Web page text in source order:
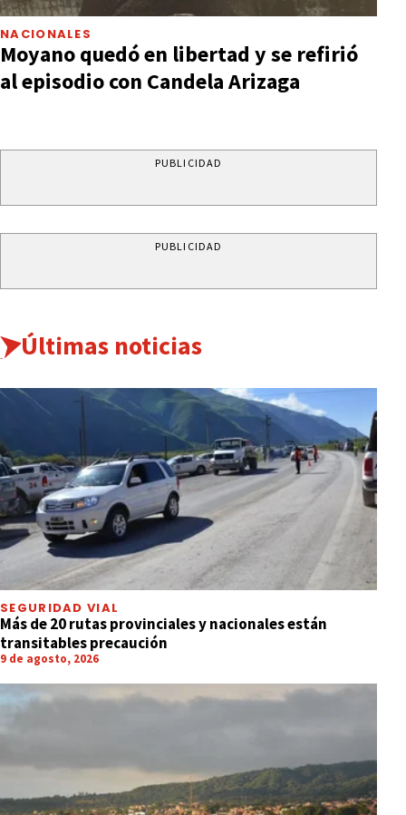
NACIONALES
Moyano quedó en libertad y se refirió
al episodio con Candela Arizaga
PUBLICIDAD
PUBLICIDAD
Últimas noticias
SEGURIDAD VIAL
Más de 20 rutas provinciales y nacionales están
transitables precaución
9 de agosto, 2026